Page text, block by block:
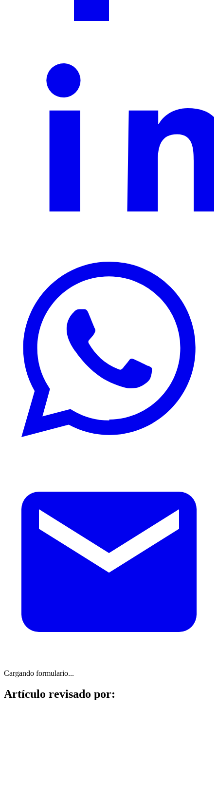
Cargando formulario...
Artículo revisado por: